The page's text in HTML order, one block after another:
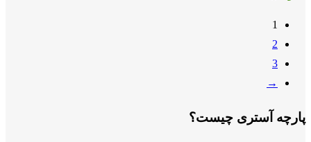
1
2
3
→
پارچه آستری چیست؟